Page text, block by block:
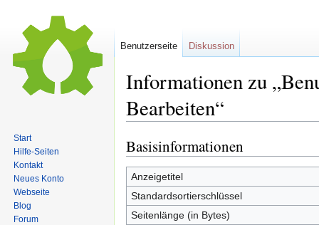
Informationen zu
Bearbeiten“
Zur
Navigation
springen
Zur
Suche
springen
Basisinformationen
Anzeigetitel
Standardsortierschlüssel
Seitenlänge (in Bytes)
Benutzerseite Diskussion
Start
Hilfe-Seiten
Kontakt
Neues Konto
Webseite
Blog
Forum